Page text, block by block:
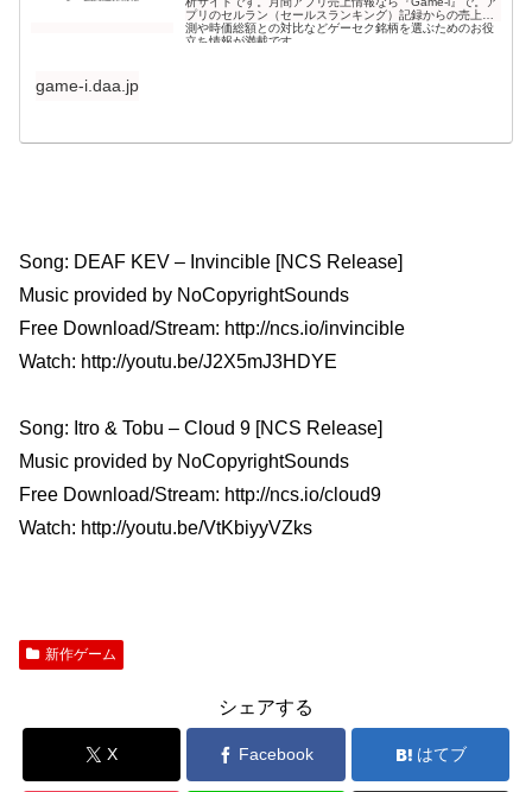
プリのセルラン（セールスランキング）記録からの売上予
測や時価総額との対比などゲーセク銘柄を選ぶためのお役
立ち情報が満載です。
game-i.daa.jp
Song: DEAF KEV – Invincible [NCS Release]
Music provided by NoCopyrightSounds
Free Download/Stream: http://ncs.io/invincible
Watch: http://youtu.be/J2X5mJ3HDYE
Song: Itro & Tobu – Cloud 9 [NCS Release]
Music provided by NoCopyrightSounds
Free Download/Stream: http://ncs.io/cloud9
Watch: http://youtu.be/VtKbiyyVZks
新作ゲーム
シェアする
X Facebook はてブ